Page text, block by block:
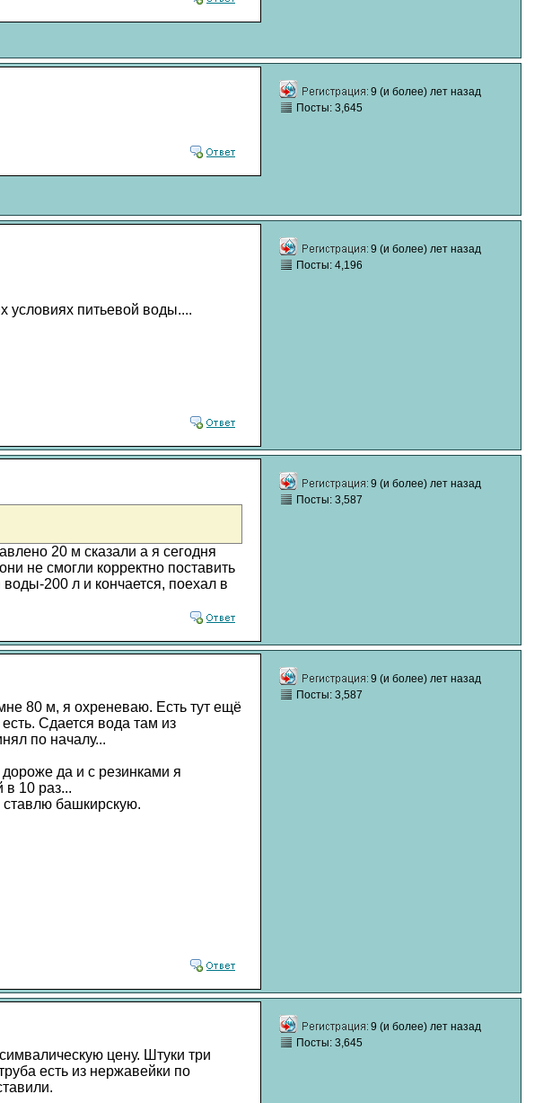
9 (и более) лет назад
Посты: 3,645
условиях питьевой воды....
9 (и более) лет назад
Посты: 4,196
20 м сказали а я сегодня
не смогли корректно поставить
200 л и кончается, поехал в
9 (и более) лет назад
Посты: 3,587
80 м, я охреневаю. Есть тут ещё
Сдается вода там из
по началу...
да и с резинками я
10 раз...
ставлю башкирскую.
9 (и более) лет назад
Посты: 3,587
цену. Штуки три
есть из нержавейки по
9 (и более) лет назад
Посты: 3,645